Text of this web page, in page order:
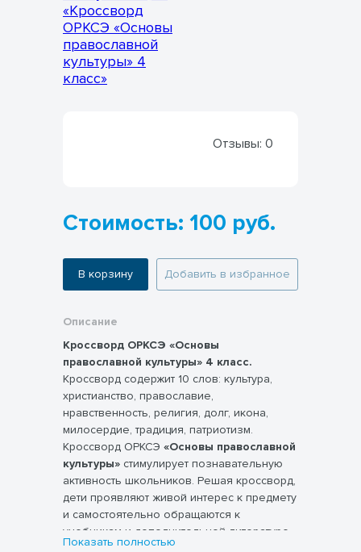
Отзывы: 0
Стоимость: 100 руб.
В корзину Добавить в избранное
Описание
Кроссворд ОРКСЭ «Основы
православной культуры» 4 класс.
Кроссворд содержит 10 слов: культура,
христианство, православие,
нравственность, религия, долг, икона,
милосердие, традиция, патриотизм.
Кроссворд ОРКСЭ «Основы православной
культуры» стимулирует познавательную
активность школьников. Решая кроссворд,
дети проявляют живой интерес к предмету
и самостоятельно обращаются к
учебникам и дополнительной литературе,
что способствует более глубокому
Важным преимуществом является то, что
Показать полностью